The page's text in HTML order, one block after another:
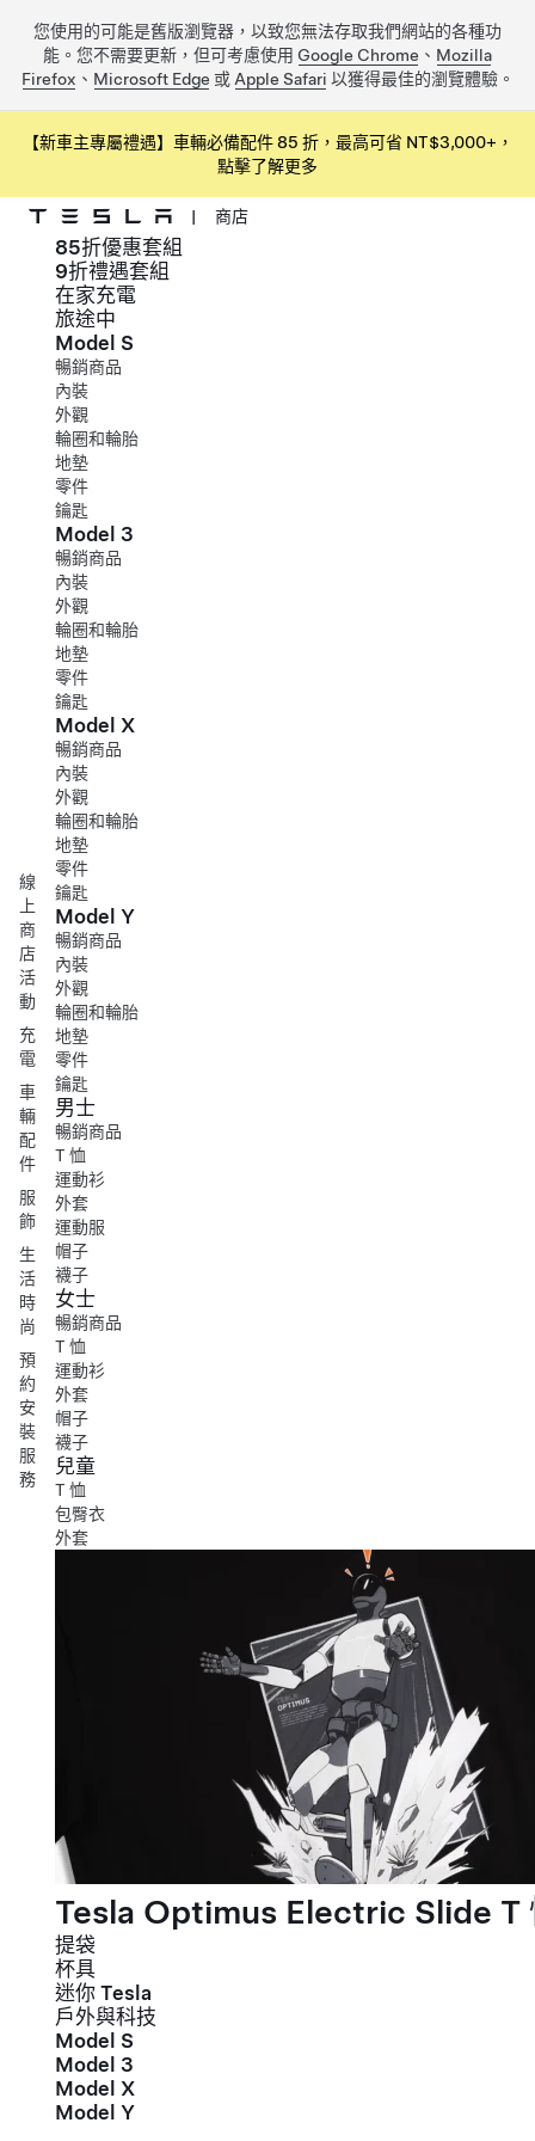
您使用的可能是舊版瀏覽器，以致您無法存取我們網站的各種功
能。您不需要更新，但可考慮使用 Google Chrome 、 Mozilla
Firefox 、 Microsoft Edge 或 Apple Safari 以獲得最佳的瀏覽體驗。
【新車主專屬禮遇】車輛必備配件 85 折，最高可省 NT$3,000+，
點擊了解更多
跳到主要內容
| 商店
線
上
商
店
活
動
充
電
車
輛
配
件
服
飾
生
活
時
尚
預
約
安
裝
服
務
85折優惠套組
9折禮遇套組
在家充電
旅途中
Model S
暢銷商品
內裝
外觀
輪圈和輪胎
地墊
零件
鑰匙
Model 3
暢銷商品
內裝
外觀
輪圈和輪胎
地墊
零件
鑰匙
Model X
暢銷商品
內裝
外觀
輪圈和輪胎
地墊
零件
鑰匙
Model Y
暢銷商品
內裝
外觀
輪圈和輪胎
地墊
零件
鑰匙
男士
暢銷商品
T 恤
運動衫
外套
運動服
帽子
襪子
女士
暢銷商品
T 恤
運動衫
外套
帽子
襪子
兒童
T 恤
包臀衣
外套
Tesla Optimus Electric Slide T
提袋
杯具
迷你 Tesla
戶外與科技
Model S
Model 3
Model X
Model Y